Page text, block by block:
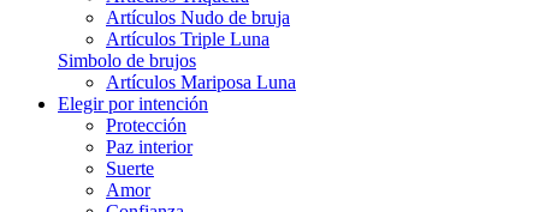
Artículos Nudo de bruja
Artículos Triple Luna
Simbolo de brujos
Artículos Mariposa Luna
Elegir por intención
Protección
Paz interior
Suerte
Amor